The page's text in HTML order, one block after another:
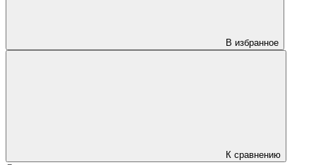
В избранное
К сравнению